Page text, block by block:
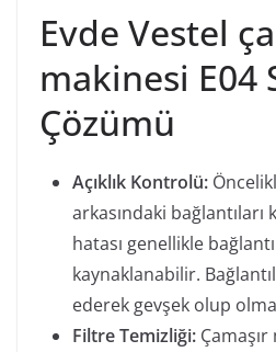
Evde Vestel
makinesi E04
Çözümü
Açıklık Kontrolü:
arkasındaki
hatası genellikle
kaynaklanabilir.
ederek gevşek olup
Filtre Temizliği: